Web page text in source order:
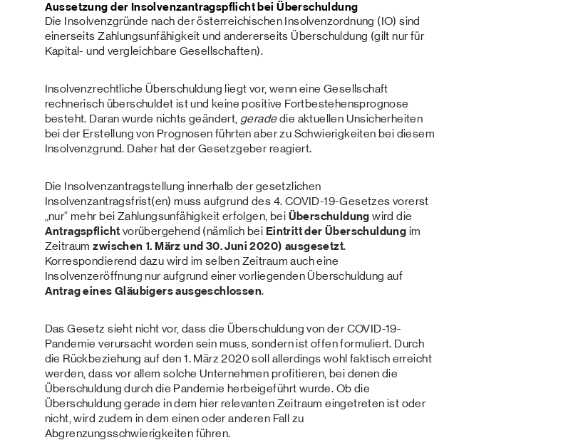
Aussetzung der Insolvenzantragspflicht bei Überschuldung
Die Insolvenzgründe nach der österreichischen Insolvenzordnung (IO) sind
einerseits Zahlungsunfähigkeit und andererseits Überschuldung (gilt nur für
Kapital- und vergleichbare Gesellschaften).
Insolvenzrechtliche Überschuldung liegt vor, wenn eine Gesellschaft
rechnerisch überschuldet ist und keine positive Fortbestehensprognose
besteht. Daran wurde nichts geändert, geradedie aktuellen Unsicherheiten
bei der Erstellung von Prognosen führten aber zu Schwierigkeiten bei diesem
Insolvenzgrund. Daher hat der Gesetzgeber reagiert.
Die Insolvenzantragstellung innerhalb der gesetzlichen
Insolvenzantragsfrist(en) muss aufgrund des 4. COVID-19-Gesetzes vorerst
„nur“ mehr bei Zahlungsunfähigkeit erfolgen, bei Überschuldung wird die
Antragspflicht vorübergehend (nämlich bei Eintritt der Überschuldung im
Zeitraum zwischen 1. März und 30. Juni 2020) ausgesetzt.
Korrespondierend dazu wird im selben Zeitraum auch eine
Insolvenzeröffnung nur aufgrund einer vorliegenden Überschuldung auf
Antrag eines Gläubigers ausgeschlossen.
Das Gesetz sieht nicht vor, dass die Überschuldung von der COVID-19-
Pandemie verursacht worden sein muss, sondern ist offen formuliert. Durch
die Rückbeziehung auf den 1. März 2020 soll allerdings wohl faktisch erreicht
werden, dass vor allem solche Unternehmen profitieren, bei denen die
Überschuldung durch die Pandemie herbeigeführt wurde. Ob die
Überschuldung gerade in dem hier relevanten Zeitraum eingetreten ist oder
nicht, wird zudem in dem einen oder anderen Fall zu
Abgrenzungsschwierigkeiten führen.